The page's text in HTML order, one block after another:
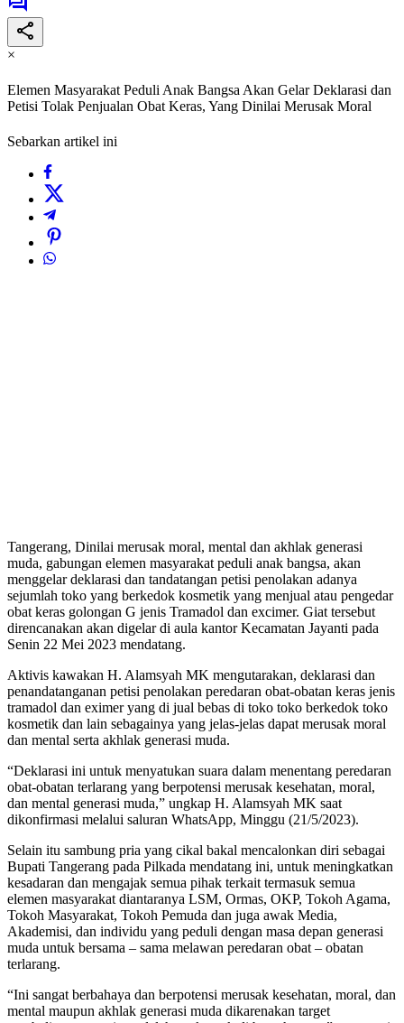
×
Elemen Masyarakat Peduli Anak Bangsa Akan Gelar Deklarasi dan
Petisi Tolak Penjualan Obat Keras, Yang Dinilai Merusak Moral
Sebarkan artikel ini
Tangerang, Dinilai merusak moral, mental dan akhlak generasi
muda, gabungan elemen masyarakat peduli anak bangsa, akan
menggelar deklarasi dan tandatangan petisi penolakan adanya
sejumlah toko yang berkedok kosmetik yang menjual atau pengedar
obat keras golongan G jenis Tramadol dan excimer. Giat tersebut
direncanakan akan digelar di aula kantor Kecamatan Jayanti pada
Senin 22 Mei 2023 mendatang.
Aktivis kawakan H. Alamsyah MK mengutarakan, deklarasi dan
penandatanganan petisi penolakan peredaran obat-obatan keras jenis
tramadol dan eximer yang di jual bebas di toko toko berkedok toko
kosmetik dan lain sebagainya yang jelas-jelas dapat merusak moral
dan mental serta akhlak generasi muda.
“Deklarasi ini untuk menyatukan suara dalam menentang peredaran
obat-obatan terlarang yang berpotensi merusak kesehatan, moral,
dan mental generasi muda,” ungkap H. Alamsyah MK saat
dikonfirmasi melalui saluran WhatsApp, Minggu (21/5/2023).
Selain itu sambung pria yang cikal bakal mencalonkan diri sebagai
Bupati Tangerang pada Pilkada mendatang ini, untuk meningkatkan
kesadaran dan mengajak semua pihak terkait termasuk semua
elemen masyarakat diantaranya LSM, Ormas, OKP, Tokoh Agama,
Tokoh Masyarakat, Tokoh Pemuda dan juga awak Media,
Akademisi, dan individu yang peduli dengan masa depan generasi
muda untuk bersama – sama melawan peredaran obat – obatan
terlarang.
“Ini sangat berbahaya dan berpotensi merusak kesehatan, moral, dan
mental maupun akhlak generasi muda dikarenakan target